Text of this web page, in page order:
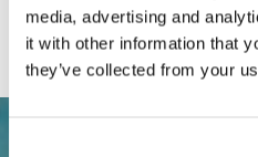
media, advertising and
it with other information that
they’ve collected from your